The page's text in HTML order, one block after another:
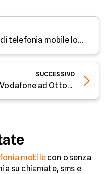
Le migliori compagnie di telefonia mobile low cost
SUCCESSIVO
Le offerte per chi passa a Vodafone ad Ottobre 2020
mobilecon o senza
su chiamate, sms e